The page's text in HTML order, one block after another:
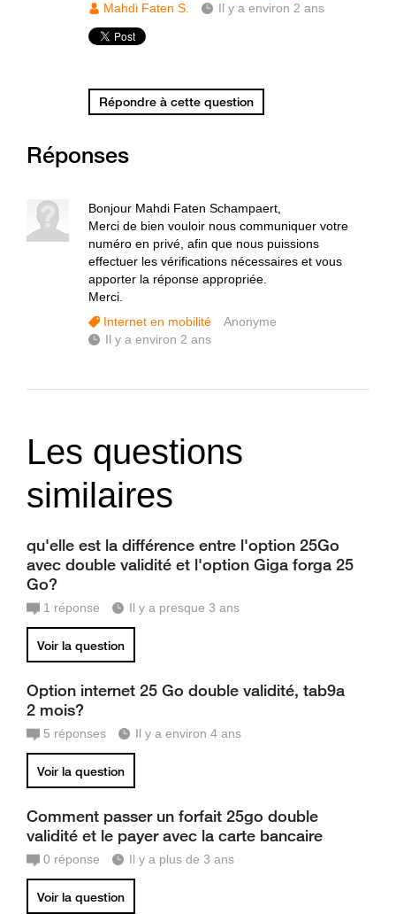
Mahdi Faten S.
Il y a environ 2 ans
Répondre à cette question
Réponses
Bonjour Mahdi Faten Schampaert,
Merci de bien vouloir nous communiquer votre
numéro en privé, afin que nous puissions
effectuer les vérifications nécessaires et vous
apporter la réponse appropriée.
Merci.
Internet en mobilité
Anonyme
Il y a environ 2 ans
Les questions
similaires
qu'elle est la différence entre l'option 25Go
avec double validité et l'option Giga forga 25
Go?
1 réponse Il y a presque 3 ans
Voir la question
Option internet 25 Go double validité, tab9a
2 mois?
5 réponses Il y a environ 4 ans
Voir la question
Comment passer un forfait 25go double
validité et le payer avec la carte bancaire
0 réponse Il y a plus de 3 ans
Voir la question